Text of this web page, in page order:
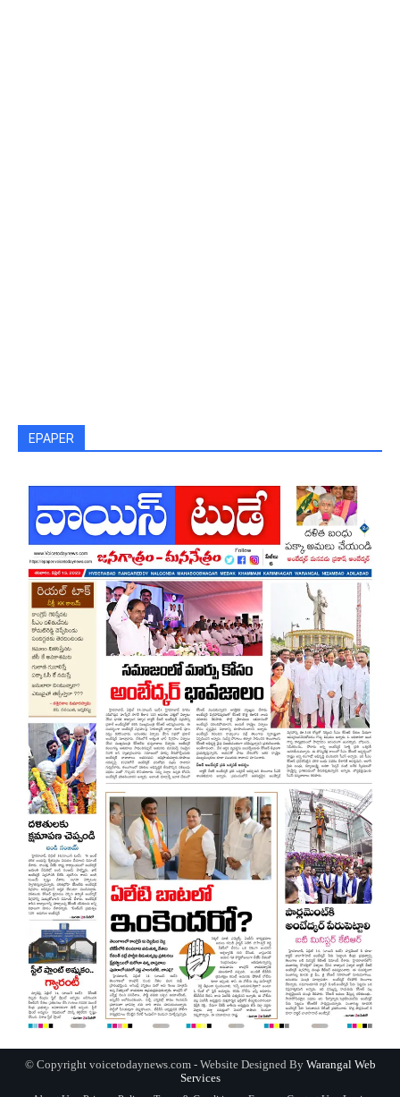
EPAPER
© Copyright voicetodaynews.com - Website Designed By Warangal Web
Services